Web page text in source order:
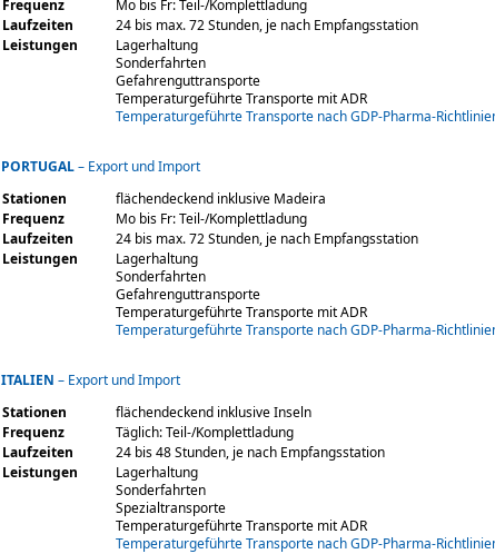
Frequenz
Mo bis Fr: Teil-/Komplettladung
Laufzeiten
24 bis max. 72 Stunden, je nach Empfangsstation
Leistungen
Lagerhaltung
Sonderfahrten
Gefahrenguttransporte
Temperaturgeführte Transporte mit ADR
Temperaturgeführte Transporte nach GDP-Pharma-
PORTUGAL– Export und Import
Stationen
flächendeckend inklusive Madeira
Frequenz
Mo bis Fr: Teil-/Komplettladung
Laufzeiten
24 bis max. 72 Stunden, je nach Empfangsstation
Leistungen
Lagerhaltung
Sonderfahrten
Gefahrenguttransporte
Temperaturgeführte Transporte mit ADR
Temperaturgeführte Transporte nach GDP-Pharma-
ITALIEN – Export und Import
Stationen
flächendeckend inklusive Inseln
Frequenz
Täglich: Teil-/Komplettladung
Laufzeiten
24 bis 48 Stunden, je nach Empfangsstation
Leistungen
Lagerhaltung
Sonderfahrten
Spezialtransporte
Temperaturgeführte Transporte mit ADR
Temperaturgeführte Transporte nach GDP-Pharma-